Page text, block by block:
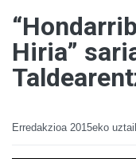
Hiria”
Erredakzioa 2015eko